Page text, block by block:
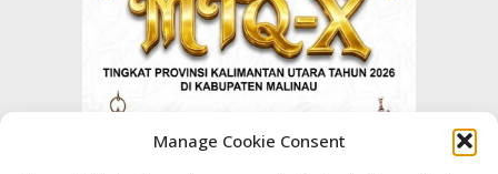
Manage Cookie Consent